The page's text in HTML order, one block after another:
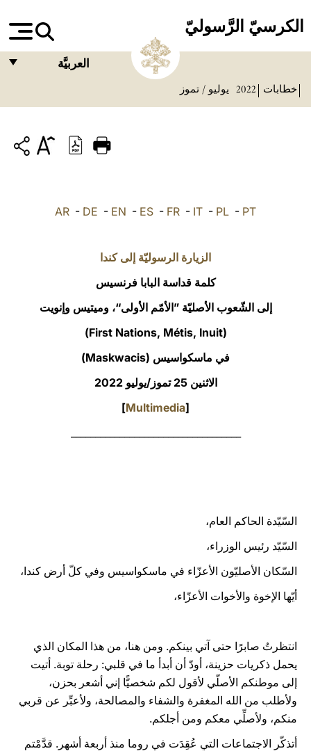
الكرسيّ الرَّسوليّ
العربيَّة
ITALIANO
中文
LATINE
خطابات 2022 يوليو / تموز
AR - DE - EN - ES - FR - IT - PL - PT
الزيارة الرسوليّة إلى كندا
كلمة قداسة البابا فرنسيس
إلى الشّعوب الأصليّة ”الأمّم الأولى“، وميتيس وإنويت
(First Nations, Métis, Inuit)
في ماسكواسيس (Maskwacis)
الاثنين 25 تموز/يوليو 2022
[
Multimedia
]
السّيّدة الحاكم العام،
السّيّد رئيس الوزراء،
السّكان الأصليّون الأعزّاء في ماسكواسيس وفي كلّ أرض كندا،
أيّها الإخوة والأخوات الأعزّاء،
انتظرتُ صابرًا حتى آتي بينكم. ومن هنا، من هذا المكان الذي
يحمل ذكريات حزينة، أودّ أن أبدأ ما في قلبي: رحلة توبة. أتيت
إلى موطنكم الأصلّي لأقول لكم شخصيًّا إني أشعر بحزن،
ولأطلب من الله المغفرة والشفاء والمصالحة، ولأعبِّر عن قربي
منكم، ولأصلِّي معكم ومن أجلكم.
أتذكّر الاجتماعات التي عُقِدَت في روما منذ أربعة أشهر. قدَّمْتم